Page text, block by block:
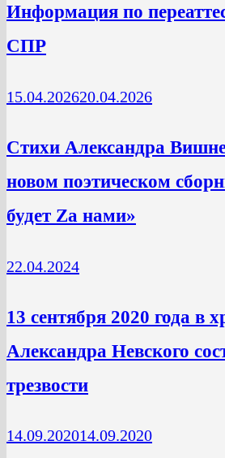
Информация по
СПР
15.04.202620.04.2026
Стихи Александра
новом поэтическом
будет Zа нами»
22.04.2024
13 сентября 2020 года в
Александра Невского
трезвости
14.09.202014.09.2020